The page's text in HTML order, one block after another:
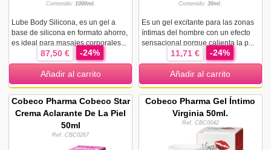
Contenido: 1000ml.
Lube Body Silicona, es un gel a
base de silicona en formato ahorro,
es ideal para masajes corporales...
87,50 € -24%
Añadir al carrito
Contenido:30ml.
Es un gel excitante para las zonas
íntimas del hombre con un efecto
sensacional porque calienta la p...
11,71 € -24%
Añadir al carrito
Cobeco Pharma Cobeco Star
Crema Aclarante De La Piel
50ml
Ref. CBC0267
Cobeco Pharma Gel Íntimo
Virginia 50ml.
Ref. CBC0042